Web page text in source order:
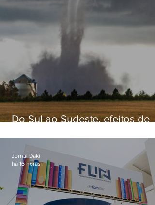
Do Sul ao Sudeste, efeitos de
apreensão na população
Jornal Daki
há 16 horas